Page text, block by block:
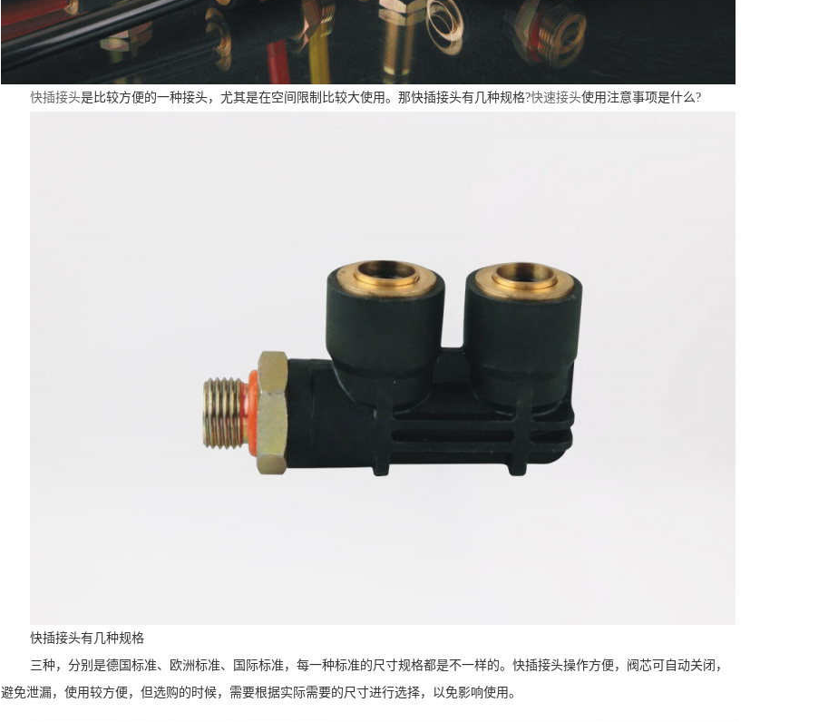
快插接头是比较方便的一种接头，尤其是在空间限制比较大使用。那快插接头有几种规格?快速接头使用注意事项是什么?
快插接头有几种规格
三种，分别是德国标准、欧洲标准、国际标准，每一种标准的尺寸规格都是不一样的。快插接头操作方便，阀芯可自动关闭，
避免泄漏，使用较方便，但选购的时候，需要根据实际需要的尺寸进行选择，以免影响使用。